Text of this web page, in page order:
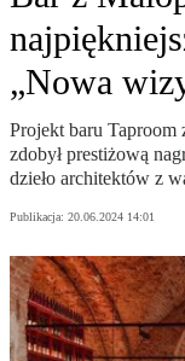
„Nowa
Projekt baru Taproom
zdobył prestiżową
dzieło architektów z
Publikacja: 20.06.2024 14:01